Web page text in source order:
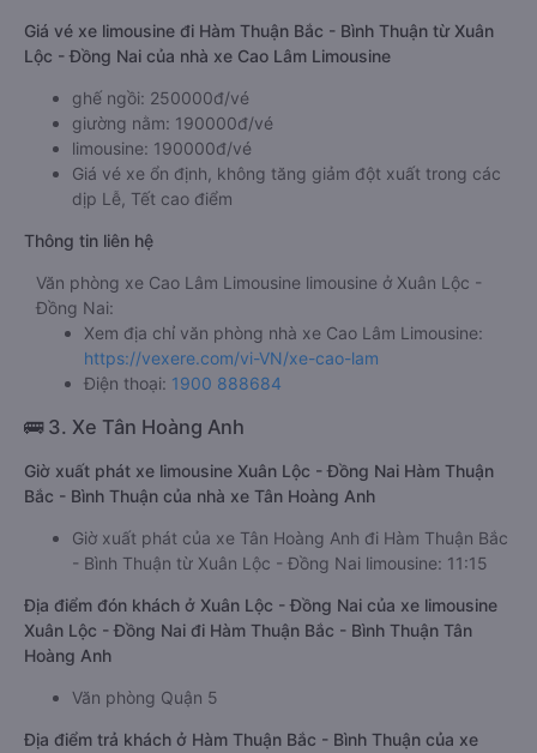
Giá vé xe limousine đi Hàm Thuận Bắc - Bình Thuận từ Xuân
Lộc - Đồng Nai của nhà xe Cao Lâm Limousine
ghế ngồi: 250000đ/vé
giường nằm: 190000đ/vé
limousine: 190000đ/vé
Giá vé xe ổn định, không tăng giảm đột xuất trong các
dịp Lễ, Tết cao điểm
Thông tin liên hệ
Văn phòng xe Cao Lâm Limousine limousine ở Xuân Lộc -
Đồng Nai:
Xem địa chỉ văn phòng nhà xe Cao Lâm Limousine:
https://vexere.com/vi-VN/xe-cao-lam
Điện thoại: 1900 888684
🚌 3. Xe Tân Hoàng Anh
Giờ xuất phát xe limousine Xuân Lộc - Đồng Nai Hàm Thuận
Bắc - Bình Thuận của nhà xe Tân Hoàng Anh
Giờ xuất phát của xe Tân Hoàng Anh đi Hàm Thuận Bắc
- Bình Thuận từ Xuân Lộc - Đồng Nai limousine: 11:15
Địa điểm đón khách ở Xuân Lộc - Đồng Nai của xe limousine
Xuân Lộc - Đồng Nai đi Hàm Thuận Bắc - Bình Thuận Tân
Hoàng Anh
Văn phòng Quận 5
Địa điểm trả khách ở Hàm Thuận Bắc - Bình Thuận của xe